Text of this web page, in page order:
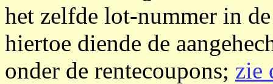
het zelfde lot-nummer in
hiertoe diende de
onder de rentecoupons; zie